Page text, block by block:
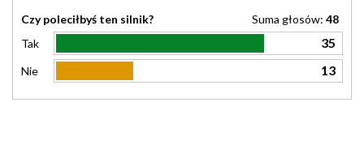
Czy poleciłbyś ten silnik? Suma głosów: 48
Tak
35
Nie 13